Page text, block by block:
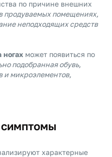
по причине внешних
продуваемых помещениях,
неподходящих средств
ногах может появиться по
подобранная обувь,
и микроэлементов,
характерные